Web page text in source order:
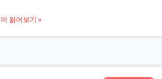
더 읽어보기 »